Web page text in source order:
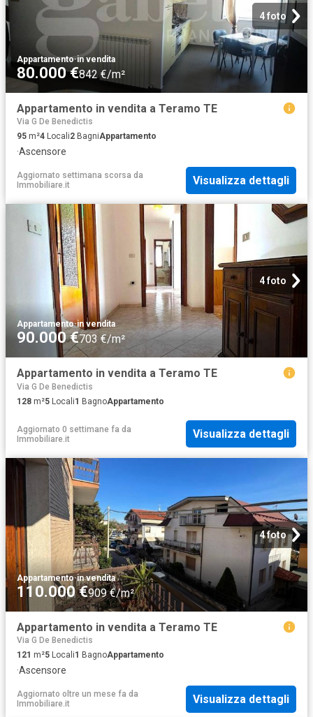
4 foto
Appartamento·in vendita
80.000 €842 €/m²
Appartamento in vendita a Teramo TE
Via G De Benedictis
95 m²4 Locali2 BagniAppartamento
·Ascensore
Aggiornato settimana scorsa da
Immobiliare.it
Visualizza dettagli
4 foto
Appartamento·in vendita
90.000 €703 €/m²
Appartamento in vendita a Teramo TE
Via G De Benedictis
128 m²5 Locali1 BagnoAppartamento
Aggiornato 0 settimane fa da
Immobiliare.it
Visualizza dettagli
4 foto
Appartamento·in vendita
110.000 €909 €/m²
Appartamento in vendita a Teramo TE
Via G De Benedictis
121 m²5 Locali1 BagnoAppartamento
·Ascensore
Aggiornato oltre un mese fa da
Immobiliare.it
Visualizza dettagli